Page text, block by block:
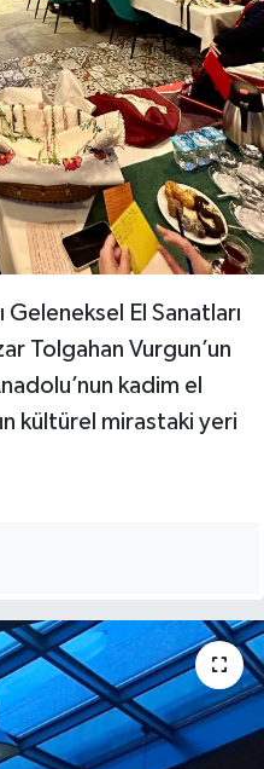
Geleneksel El Sanatları
Tolgahan Vurgun’un
kadim el
kültürel mirastaki yeri